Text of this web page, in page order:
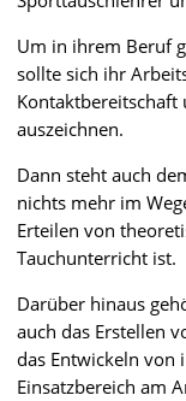
Um in ihrem Beruf
sollte sich ihr
Kontaktbereitschaft
auszeichnen.
Dann steht auch
nichts mehr im
Erteilen von
Tauchunterricht ist.
Darüber hinaus
auch das Erstellen
das Entwickeln von
Einsatzbereich am